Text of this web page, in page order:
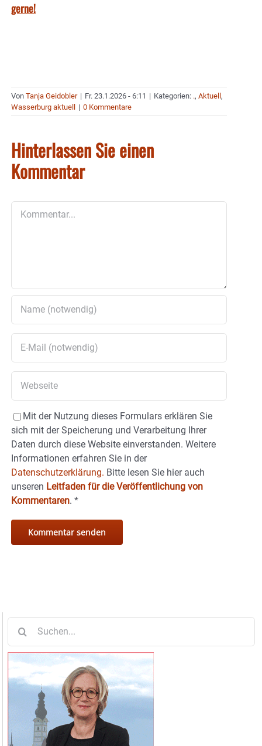
gerne!
Von Tanja Geidobler | Fr. 23.1.2026 - 6:11 | Kategorien: ., Aktuell,
Wasserburg aktuell | 0 Kommentare
Hinterlassen Sie einen
Kommentar
Mit der Nutzung dieses Formulars erklären Sie
sich mit der Speicherung und Verarbeitung Ihrer
Daten durch diese Website einverstanden. Weitere
Informationen erfahren Sie in der
Datenschutzerklärung. Bitte lesen Sie hier auch
unseren Leitfaden für die Veröffentlichung von
Kommentaren. *
nach: